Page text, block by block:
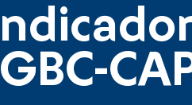
IGBC-